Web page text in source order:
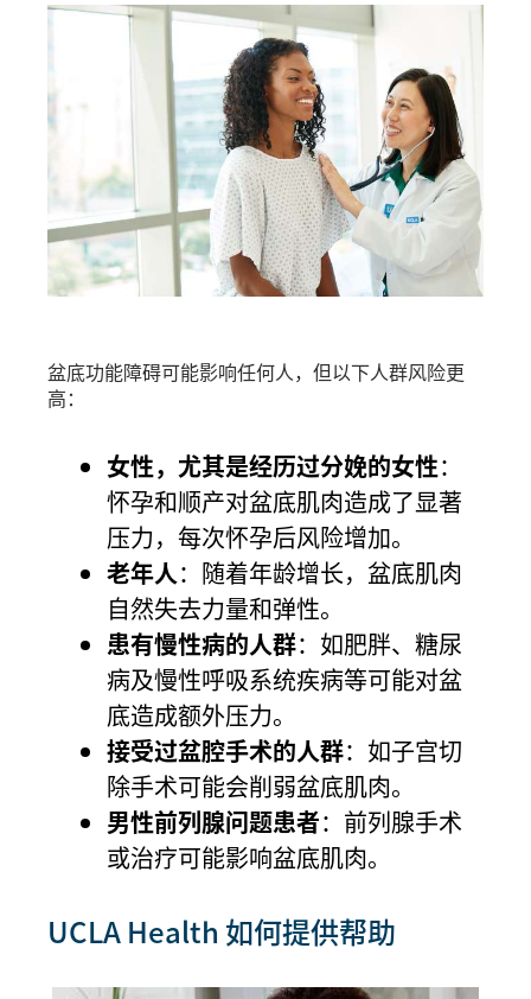
盆底功能障碍可能影响任何人，但以下人群风险更
高：
女性，尤其是经历过分娩的女性：
怀孕和顺产对盆底肌肉造成了显著
压力，每次怀孕后风险增加。
老年人：随着年龄增长，盆底肌肉
自然失去力量和弹性。
患有慢性病的人群：如肥胖、糖尿
病及慢性呼吸系统疾病等可能对盆
底造成额外压力。
接受过盆腔手术的人群：如子宫切
除手术可能会削弱盆底肌肉。
男性前列腺问题患者：前列腺手术
或治疗可能影响盆底肌肉。
UCLA Health 如何提供帮助